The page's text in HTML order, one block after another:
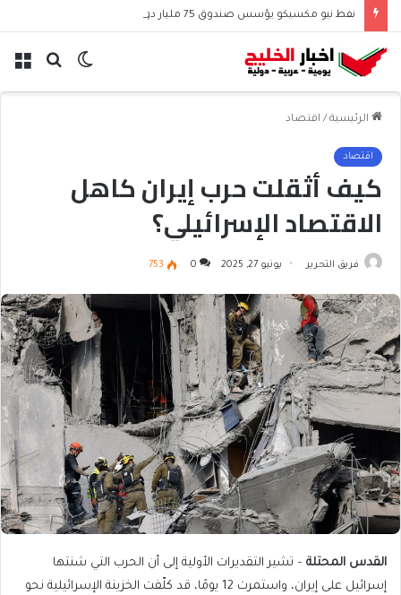
نفط نيو مكسيكو يؤسس صندوق 75 مليار دولار ويشعل جدل الإنفاق
بحث الوضع
الرئيسية / اقتصاد
اقتصاد
كيف أثقلت حرب إيران كاهل
الاقتصاد الإسرائيلي؟
فريق التحرير يونيو 27, 2025 0
753
القدس المحتلة – تشير التقديرات الأولية إلى أن الحرب التي شنتها
إسرائيل على إيران، واستمرت 12 يومًا، قد كلّفت الخزينة الإسرائيلية نحو